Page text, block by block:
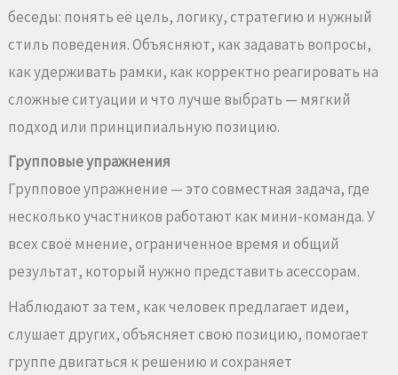
беседы: понять её цель, логику, стратегию и нужный
стиль поведения. Объясняют, как задавать вопросы,
как удерживать рамки, как корректно реагировать на
сложные ситуации и что лучше выбрать — мягкий
подход или принципиальную позицию.
Групповые упражнения
Групповое упражнение — это совместная задача, где
несколько участников работают как мини-команда. У
всех своё мнение, ограниченное время и общий
результат, который нужно представить асессорам.
Наблюдают за тем, как человек предлагает идеи,
слушает других, объясняет свою позицию, помогает
группе двигаться к решению и сохраняет